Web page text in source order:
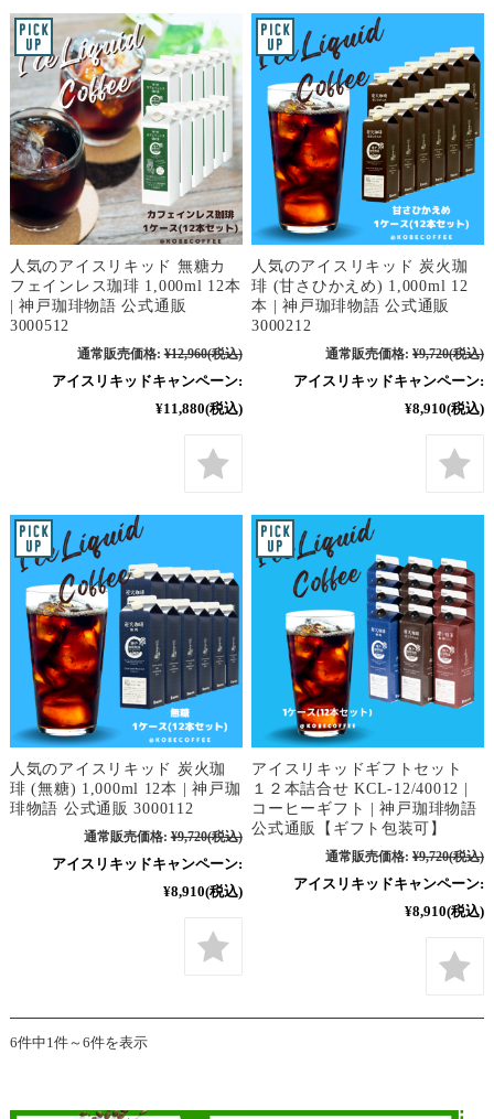
人気のアイスリキッド 無糖カ
フェインレス珈琲 1,000ml 12本
| 神戸珈琲物語 公式通販
3000512
通常販売価格: ¥12,960(税込)
アイスリキッドキャンペーン:
¥11,880(税込)
人気のアイスリキッド 炭火珈
琲 (甘さひかえめ) 1,000ml 12
本 | 神戸珈琲物語 公式通販
3000212
通常販売価格: ¥9,720(税込)
アイスリキッドキャンペーン:
¥8,910(税込)
人気のアイスリキッド 炭火珈
琲 (無糖) 1,000ml 12本 | 神戸珈
琲物語 公式通販 3000112
通常販売価格: ¥9,720(税込)
アイスリキッドキャンペーン:
¥8,910(税込)
アイスリキッドギフトセット
１２本詰合せ KCL-12/40012 |
コーヒーギフト | 神戸珈琲物語
公式通販【ギフト包装可】
通常販売価格: ¥9,720(税込)
アイスリキッドキャンペーン:
¥8,910(税込)
6件中1件～6件を表示